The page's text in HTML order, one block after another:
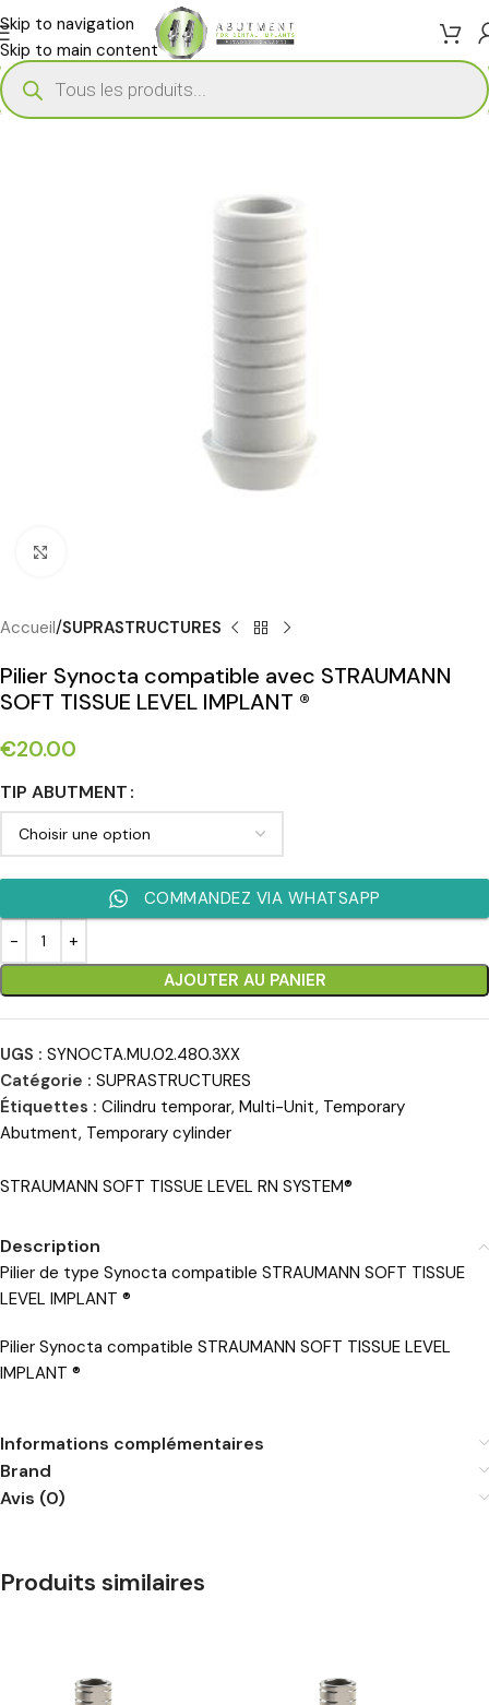
Skip to navigation
Skip to main content
Accueil SUPRASTRUCTURES
Pilier Synocta compatible avec STRAUMANN
SOFT TISSUE LEVEL IMPLANT ®
€20.00
TIP ABUTMENT
AJOUTER AU PANIER
COMMANDEZ VIA WHATSAPP
UGS : SYNOCTA.MU.02.480.3XX
Catégorie : SUPRASTRUCTURES
Étiquettes : Cilindru temporar, Multi-Unit, Temporary
Abutment, Temporary cylinder
STRAUMANN SOFT TISSUE LEVEL RN SYSTEM®
Description
Pilier de type Synocta compatible STRAUMANN SOFT TISSUE
LEVEL IMPLANT ®
Pilier Synocta compatible STRAUMANN SOFT TISSUE LEVEL
IMPLANT ®
Informations complémentaires
Brand
Avis (0)
Produits similaires